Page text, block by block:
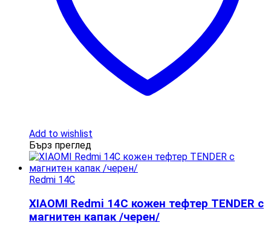
Add to wishlist
Бърз преглед
Redmi 14C
XIAOMI Redmi 14C кожен тефтер TENDER с
магнитен капак /черен/